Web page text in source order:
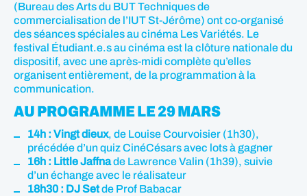
(Bureau des Arts du BUT Techniques de
commercialisation de l’IUT St-Jérôme) ont co-organisé
des séances spéciales au cinéma Les Variétés. Le
festival Étudiant.e.s au cinéma est la clôture nationale du
dispositif, avec une après-midi complète qu’elles
organisent entièrement, de la programmation à la
communication.
AU PROGRAMME LE 29 MARS
14h : Vingt dieux, de Louise Courvoisier (1h30),
précédée d’un quiz CinéCésars avec lots à gagner
16h : Little Jaffnade Lawrence Valin (1h39), suivie
d’un échange avec le réalisateur
18h30 : DJ Setde Prof Babacar